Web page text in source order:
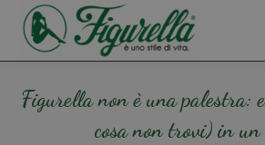
Figurella non è una palestra:
cosa non trovi) in un